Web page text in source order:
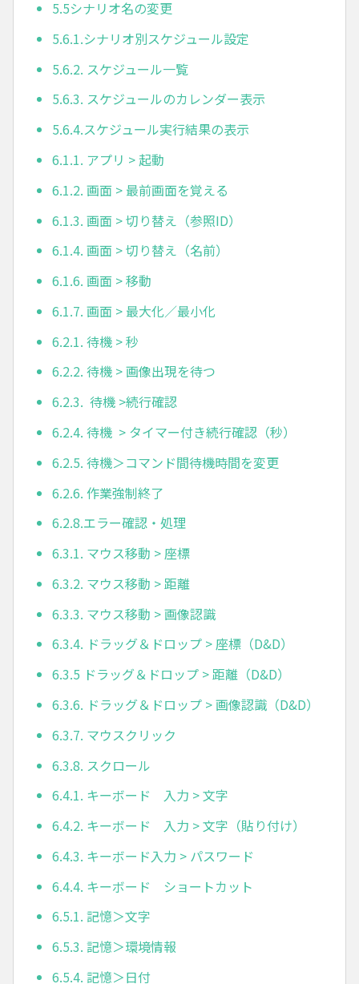
5.5シナリオ名の変更
5.6.1.シナリオ別スケジュール設定
5.6.2. スケジュール一覧
5.6.3. スケジュールのカレンダー表示
5.6.4.スケジュール実行結果の表示
6.1.1. アプリ > 起動
6.1.2. 画面 > 最前画面を覚える
6.1.3. 画面 > 切り替え（参照ID）
6.1.4. 画面 > 切り替え（名前）
6.1.6. 画面 > 移動
6.1.7. 画面 > 最大化／最小化
6.2.1. 待機 > 秒
6.2.2. 待機 > 画像出現を待つ
6.2.3. 待機 >続行確認
6.2.4. 待機 > タイマー付き続行確認（秒）
6.2.5. 待機＞コマンド間待機時間を変更
6.2.6. 作業強制終了
6.2.8.エラー確認・処理
6.3.1. マウス移動 > 座標
6.3.2. マウス移動 > 距離
6.3.3. マウス移動 > 画像認識
6.3.4. ドラッグ＆ドロップ > 座標（D&D）
6.3.5 ドラッグ＆ドロップ > 距離（D&D）
6.3.6. ドラッグ＆ドロップ > 画像認識（D&D）
6.3.7. マウスクリック
6.3.8. スクロール
6.4.1. キーボード 入力 > 文字
6.4.2. キーボード 入力 > 文字（貼り付け）
6.4.3. キーボード入力 > パスワード
6.4.4. キーボード ショートカット
6.5.1. 記憶＞文字
6.5.3. 記憶＞環境情報
6.5.4. 記憶＞日付